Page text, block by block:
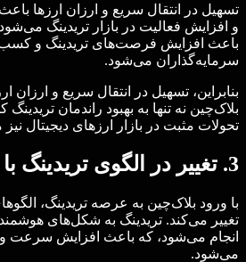
تسهیل در انتقال سریع و ارزان ارزها
و افزایش فعالیت در بازار تریدینگ
باعث افزایش فرصت‌های تریدینگ و کسب
سرمایه‌گذاران می‌شود.
بنابراین، تسهیل در انتقال سریع و ارزان
بلاک‌چین نه تنها به بهبود راندمان
تحولات مثبت در بازار ارزهای دیجیتال
3. تغییر در الگوی تریدینگ با بلاک‌چین
با ورود بلاک‌چین به عرصه تریدینگ،
تغییر می‌کند. تریدینگ به شکل‌های
انجام می‌شود، که باعث افزایش سرعت
می‌شود.